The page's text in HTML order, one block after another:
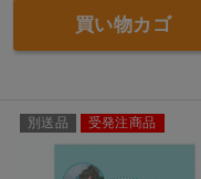
買い物カゴ
別送品 受発注商品